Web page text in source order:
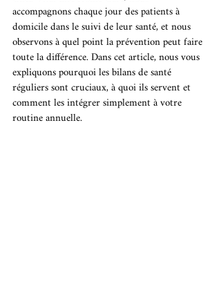
accompagnons chaque jour des patients à
domicile dans le suivi de leur santé, et nous
observons à quel point la prévention peut faire
toute la différence. Dans cet article, nous vous
expliquons pourquoi les bilans de santé
réguliers sont cruciaux, à quoi ils servent et
comment les intégrer simplement à votre
routine annuelle.